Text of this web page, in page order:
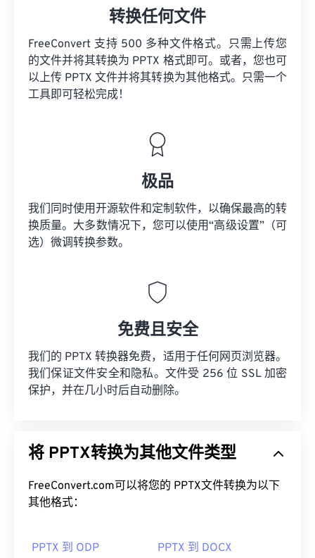
转换任何文件
FreeConvert 支持 500 多种文件格式。只需上传您
的文件并将其转换为 PPTX 格式即可。或者，您也可
以上传 PPTX 文件并将其转换为其他格式。只需一个
工具即可轻松完成！
极品
我们同时使用开源软件和定制软件，以确保最高的转
换质量。大多数情况下，您可以使用“高级设置”（可
选）微调转换参数。
免费且安全
我们的 PPTX 转换器免费，适用于任何网页浏览器。
我们保证文件安全和隐私。文件受 256 位 SSL 加密
保护，并在几小时后自动删除。
将 PPTX转换为其他文件类型
FreeConvert.com可以将您的 PPTX文件转换为以下
其他格式：
PPTX 到 ODP PPTX 到 DOCX